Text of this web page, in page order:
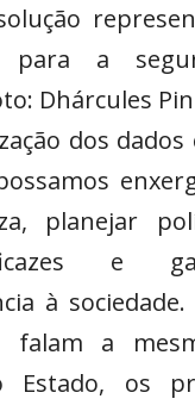
para a
Dhárcules
dos
planejar
e
à
falam a
Estado, os